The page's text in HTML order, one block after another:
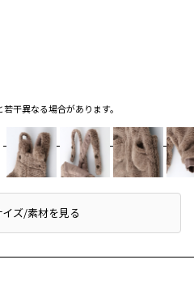
干異なる場合があります。
イズ/素材を見る